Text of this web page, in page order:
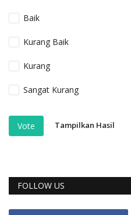
Baik
Kurang Baik
Kurang
Sangat Kurang
Vote Tampilkan Hasil
FOLLOW US